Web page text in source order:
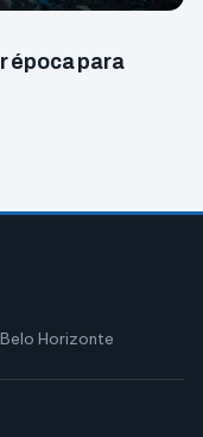
época para
Horizonte